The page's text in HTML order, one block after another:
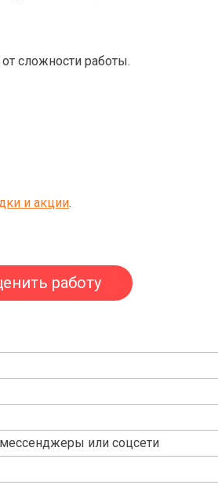
сложности работы.
и акции.
работу
или соцсети